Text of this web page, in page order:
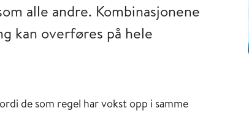
alle andre. Kombinasjonene
kan overføres på hele
de som regel har vokst opp i samme